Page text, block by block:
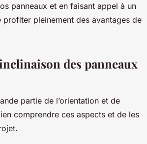
panneaux et en faisant appel à un
pleinement des avantages de
des panneaux
partie de l’orientation et de
comprendre ces aspects et de les